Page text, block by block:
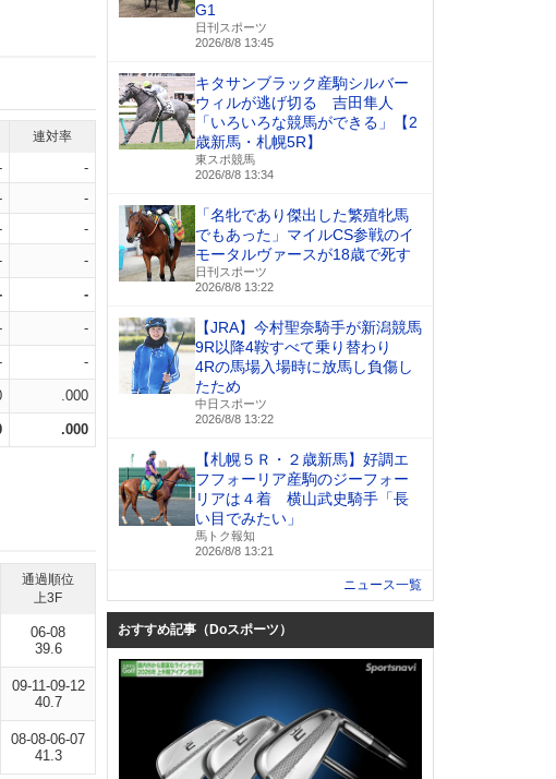
連対率
-
-
-
-
-
-
-
.000
.000
通過順位
上3F
06-08
39.6
09-11-09-12
40.7
08-08-06-07
41.3
G1
日刊スポーツ
2026/8/8 13:45
キタサンブラック産駒シルバー
ウィルが逃げ切る 吉田隼人
「いろいろな競馬ができる」【2
歳新馬・札幌5R】
東スポ競馬
2026/8/8 13:34
「名牝であり傑出した繁殖牝馬
でもあった」マイルCS参戦のイ
モータルヴァースが18歳で死す
日刊スポーツ
2026/8/8 13:22
【JRA】今村聖奈騎手が新潟競馬
9R以降4鞍すべて乗り替わり
4Rの馬場入場時に放馬し負傷し
たため
中日スポーツ
2026/8/8 13:22
【札幌５Ｒ・２歳新馬】好調エ
フフォーリア産駒のジーフォー
リアは４着 横山武史騎手「長
い目でみたい」
馬トク報知
2026/8/8 13:21
ニュース一覧
おすすめ記事（Doスポーツ）